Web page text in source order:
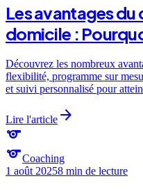
Les avantages
domicile :
Découvrez les nombreux
flexibilité, programme sur
et suivi personnalisé pour
Lire l'article arrow_forward
sports
sportsCoaching
1 août 20258 min de lecture